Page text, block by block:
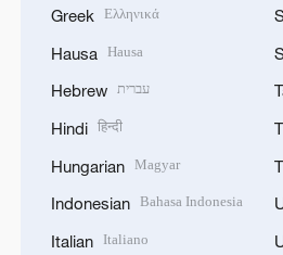
Greek Ελληνικά
Hausa Hausa
Hebrew עברית
Hindi हिन्दी
Hungarian Magyar
Indonesian Bahasa Indonesia
Italian Italiano